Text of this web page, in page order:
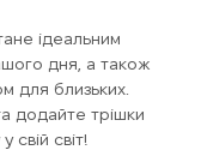
ідеальним
дня, а також
для близьких.
додайте трішки
свій світ!